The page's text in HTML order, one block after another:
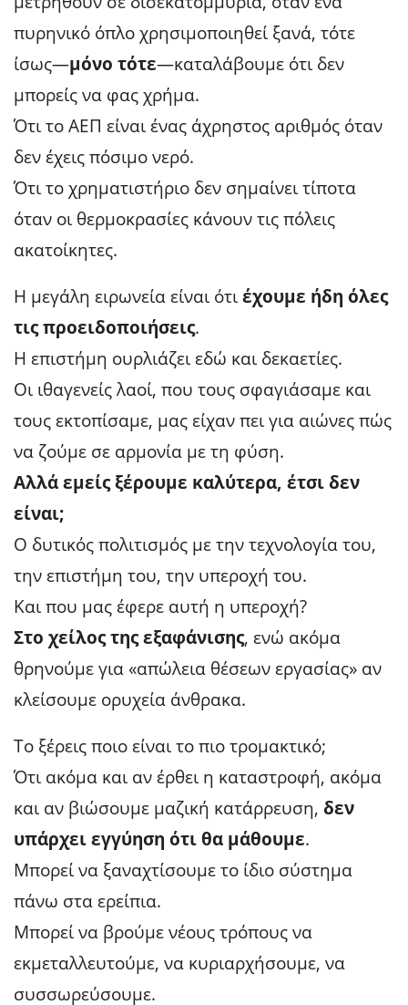
πυρηνικό όπλο χρησιμοποιηθεί ξανά, τότε
ίσως—μόνο τότε—καταλάβουμε ότι δεν
μπορείς να φας χρήμα.
Ότι το ΑΕΠ είναι ένας άχρηστος αριθμός όταν
δεν έχεις πόσιμο νερό.
Ότι το χρηματιστήριο δεν σημαίνει τίποτα
όταν οι θερμοκρασίες κάνουν τις πόλεις
ακατοίκητες.
Η μεγάλη ειρωνεία είναι ότιέχουμε ήδη όλες
τις προειδοποιήσεις.
Η επιστήμη ουρλιάζει εδώ και δεκαετίες.
Οι ιθαγενείς λαοί, που τους σφαγιάσαμε και
τους εκτοπίσαμε, μας είχαν πει για αιώνες πώς
να ζούμε σε αρμονία με τη φύση.
Αλλά εμείς ξέρουμε καλύτερα, έτσι δεν
είναι;
Ο δυτικός πολιτισμός με την τεχνολογία του,
την επιστήμη του, την υπεροχή του.
Και που μας έφερε αυτή η υπεροχή?
Στο χείλος της εξαφάνισης, ενώ ακόμα
θρηνούμε για «απώλεια θέσεων εργασίας» αν
κλείσουμε ορυχεία άνθρακα.
Το ξέρεις ποιο είναι το πιο τρομακτικό;
Ότι ακόμα και αν έρθει η καταστροφή, ακόμα
και αν βιώσουμε μαζική κατάρρευση, δεν
υπάρχει εγγύηση ότι θα μάθουμε.
Μπορεί να ξαναχτίσουμε το ίδιο σύστημα
πάνω στα ερείπια.
Μπορεί να βρούμε νέους τρόπους να
εκμεταλλευτούμε, να κυριαρχήσουμε, να
συσσωρεύσουμε.